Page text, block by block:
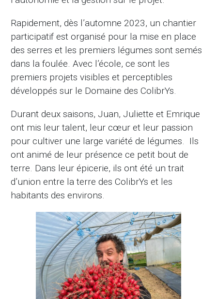
Rapidement, dès l’automne 2023, un chantier
participatif est organisé pour la mise en place
des serres et les premiers légumes sont semés
dans la foulée. Avec l’école, ce sont les
premiers projets visibles et perceptibles
développés sur le Domaine des ColibrYs.
Durant deux saisons, Juan, Juliette et Emrique
ont mis leur talent, leur cœur et leur passion
pour cultiver une large variété de légumes. Ils
ont animé de leur présence ce petit bout de
terre. Dans leur épicerie, ils ont été un trait
d’union entre la terre des ColibrYs et les
habitants des environs.